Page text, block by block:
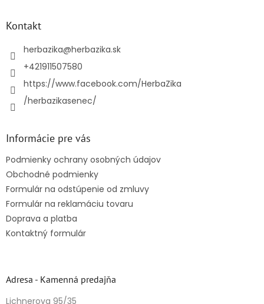
Kontakt
herbazika@herbazika.sk
+421911507580
https://www.facebook.com/HerbaZika
/herbazikasenec/
Informácie pre vás
Podmienky ochrany osobných údajov
Obchodné podmienky
Formulár na odstúpenie od zmluvy
Formulár na reklamáciu tovaru
Doprava a platba
Kontaktný formulár
Adresa - Kamenná predajňa
Lichnerova 95/35